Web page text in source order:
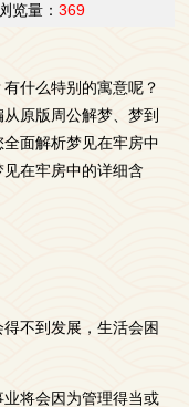
览量： 369
什么特别的寓意呢？
原版周公解梦、梦到
面解析梦见在牢房中
在牢房中的详细含
不到发展，生活会困
将会因为管理得当或